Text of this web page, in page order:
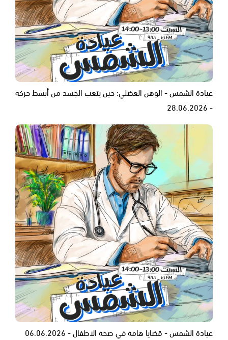
عيادة الشمس - الوهن العضلي: حين يتعب الجسد من أبسط حركة
- 28.06.2026
عيادة الشمس - قضايا هامة في صحة الاطفال - 06.06.2026